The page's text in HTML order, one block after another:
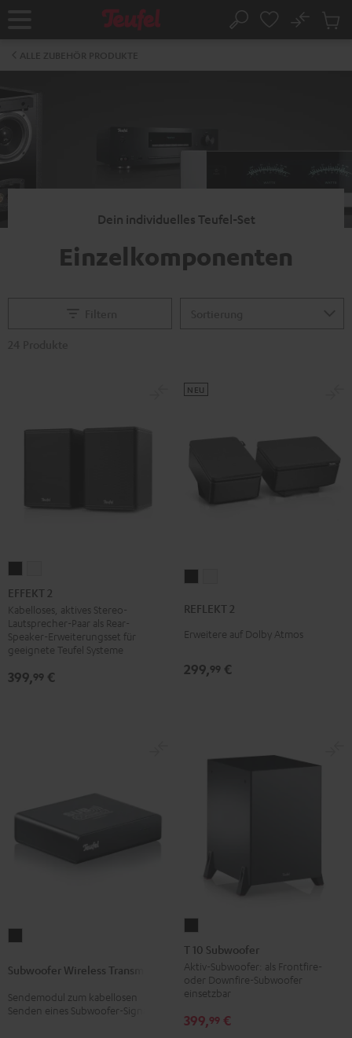
Startseite Suche
No
Dein individuelles Teufel-Set
Einzelkomponenten
2
Schwarz
2
Weiß
EFFEKT 2
Kabelloses, aktives Stereo-
Lautsprecher-Paar als Rear-
Speaker-Erweiterungsset für
geeignete Teufel Systeme
399,99 €
Schwarz
Weiß
REFLEKT 2
Erweitere auf Dolby Atmos
NEU
299,99 €
Transmitter
Schwarz
Subwoofer Wireless Transmitter
Sendemodul zum kabellosen
Senden eines Subwoofer-Signals
10
Subwoofer
Schwarz
T 10 Subwoofer
Aktiv-Subwoofer: als Frontfire-
oder Downfire-Subwoofer
einsetzbar
399,99 €